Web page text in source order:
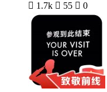
 1.7k  55  0